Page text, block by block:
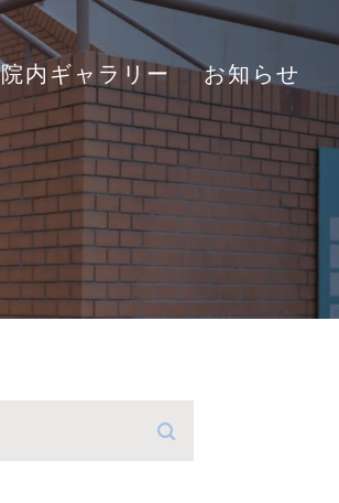
院内ギャラリー お知らせ